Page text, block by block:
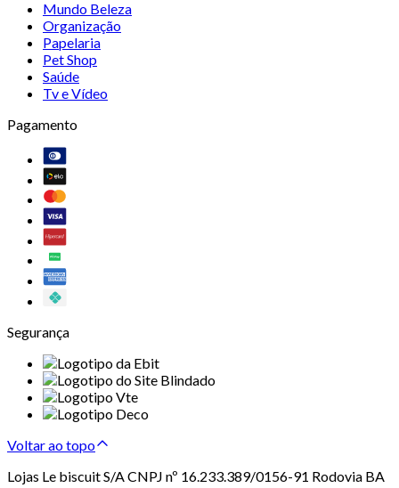
Mundo Beleza
Organização
Papelaria
Pet Shop
Saúde
Tv e Vídeo
Pagamento
Segurança
Voltar ao topo
Lojas Le biscuit S/A CNPJ nº 16.233.389/0156-91 Rodovia BA